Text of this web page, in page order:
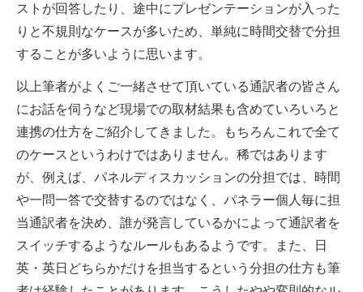
ストが回答したり、途中にプレゼンテーションが入った
りと不規則なケースが多いため、単純に時間交替で分担
することが多いように思います。
以上筆者がよくご一緒させて頂いている通訳者の皆さん
にお話を伺うなど現場での取材結果も含めていろいろと
連携の仕方をご紹介してきました。もちろんこれで全て
のケースというわけではありません。稀ではあります
が、例えば、パネルディスカッションの分担では、時間
や一問一答で交替するのではなく、パネラー個人毎に担
当通訳者を決め、誰が発言しているかによって通訳者を
スイッチするようなルールもあるようです。また、日
英・英日どちらかだけを担当するという分担の仕方も筆